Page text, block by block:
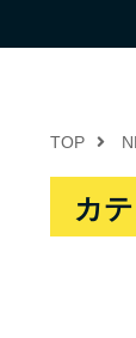
TOP
カ